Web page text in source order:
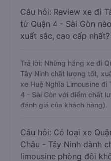
Câu hỏi: Review xe đi
từ Quận 4 - Sài Gòn
xuất sắc, cao cấp nhất?
Trả lời: Những hãng xe đi
Tây Ninh chất lượng tốt,
xe Huệ Nghĩa Limousine đi
4 - Sài Gòn với điểm chất
đánh giá của khách hàng).
Câu hỏi: Có loại xe
Châu - Tây Ninh dành
limousine phòng đôi